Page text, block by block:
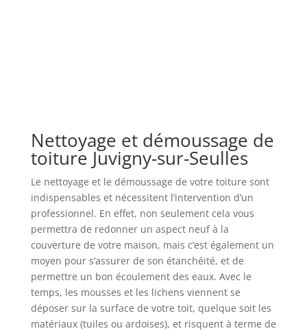
Nettoyage et démoussage de
toiture Juvigny-sur-Seulles
Le nettoyage et le démoussage de votre toiture sont
indispensables et nécessitent l’intervention d’un
professionnel. En effet, non seulement cela vous
permettra de redonner un aspect neuf à la
couverture de votre maison, mais c’est également un
moyen pour s’assurer de son étanchéité, et de
permettre un bon écoulement des eaux. Avec le
temps, les mousses et les lichens viennent se
déposer sur la surface de votre toit, quelque soit les
matériaux (tuiles ou ardoises), et risquent à terme de